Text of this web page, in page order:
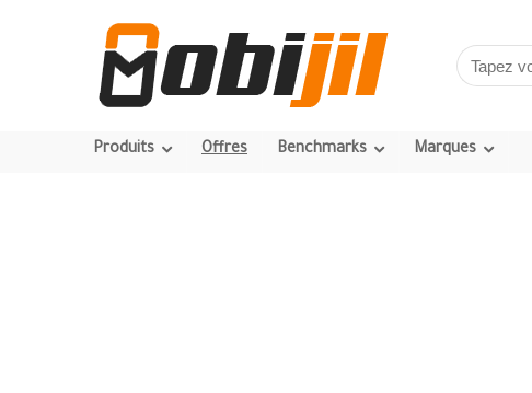
Produits Offres Benchmarks Marques